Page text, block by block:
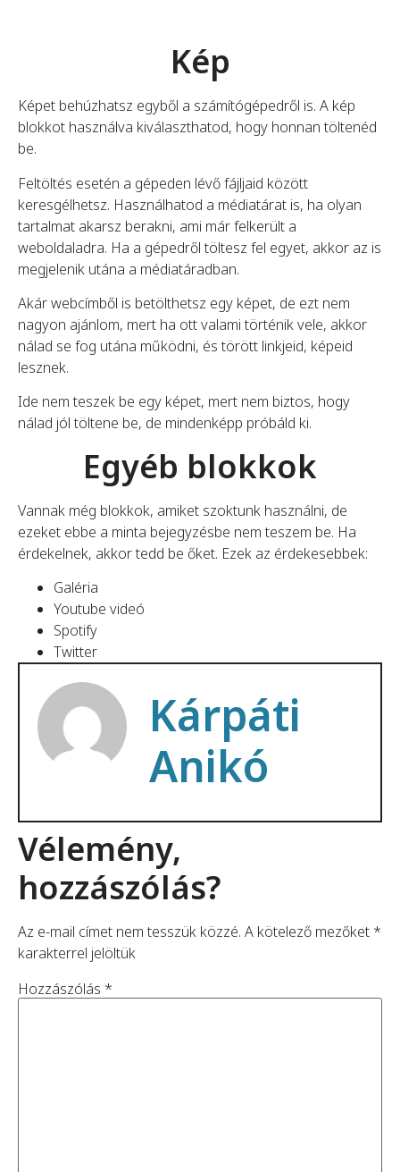
Kép
Képet behúzhatsz egyből a számítógépedről is. A kép
blokkot használva kiválaszthatod, hogy honnan töltenéd
be.
Feltöltés esetén a gépeden lévő fájljaid között
keresgélhetsz. Használhatod a médiatárat is, ha olyan
tartalmat akarsz berakni, ami már felkerült a
weboldaladra. Ha a gépedről töltesz fel egyet, akkor az is
megjelenik utána a médiatáradban.
Akár webcímből is betölthetsz egy képet, de ezt nem
nagyon ajánlom, mert ha ott valami történik vele, akkor
nálad se fog utána működni, és törött linkjeid, képeid
lesznek.
Ide nem teszek be egy képet, mert nem biztos, hogy
nálad jól töltene be, de mindenképp próbáld ki.
Egyéb blokkok
Vannak még blokkok, amiket szoktunk használni, de
ezeket ebbe a minta bejegyzésbe nem teszem be. Ha
érdekelnek, akkor tedd be őket. Ezek az érdekesebbek:
Galéria
Youtube videó
Spotify
Twitter
Kárpáti
Anikó
Vélemény,
hozzászólás?
Az e-mail címet nem tesszük közzé. A kötelező mezőket *
karakterrel jelöltük
Hozzászólás *